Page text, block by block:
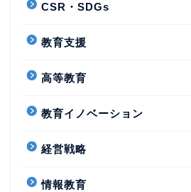
CSR・SDGs
教育支援
高等教育
教育イノベーション
経営戦略
情報教育